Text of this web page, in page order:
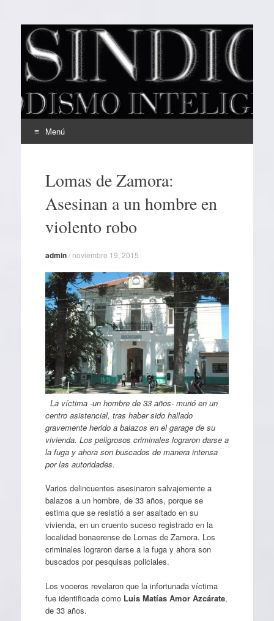
EL SINDICAL
Periodismo Inteligente
Menú
contenidoLomas de Zamora:
Asesinan a un hombre en
violento robo
admin/ noviembre 19, 2015
La víctima -un hombre de 33 años- murió en un
centro asistencial, tras haber sido hallado
gravemente herido a balazos en el garage de su
vivienda. Los peligrosos criminales lograron darse a
la fuga y ahora son buscados de manera intensa
por las autoridades.
Varios delincuentes asesinaron salvajemente a
balazos a un hombre, de 33 años, porque se
estima que se resistió a ser asaltado en su
vivienda, en un cruento suceso registrado en la
localidad bonaerense de Lomas de Zamora. Los
criminales lograron darse a la fuga y ahora son
buscados por pesquisas policiales.
Los voceros revelaron que la infortunada víctima
fue identificada comoLuis Matías Amor Azcárate,
de 33 años.